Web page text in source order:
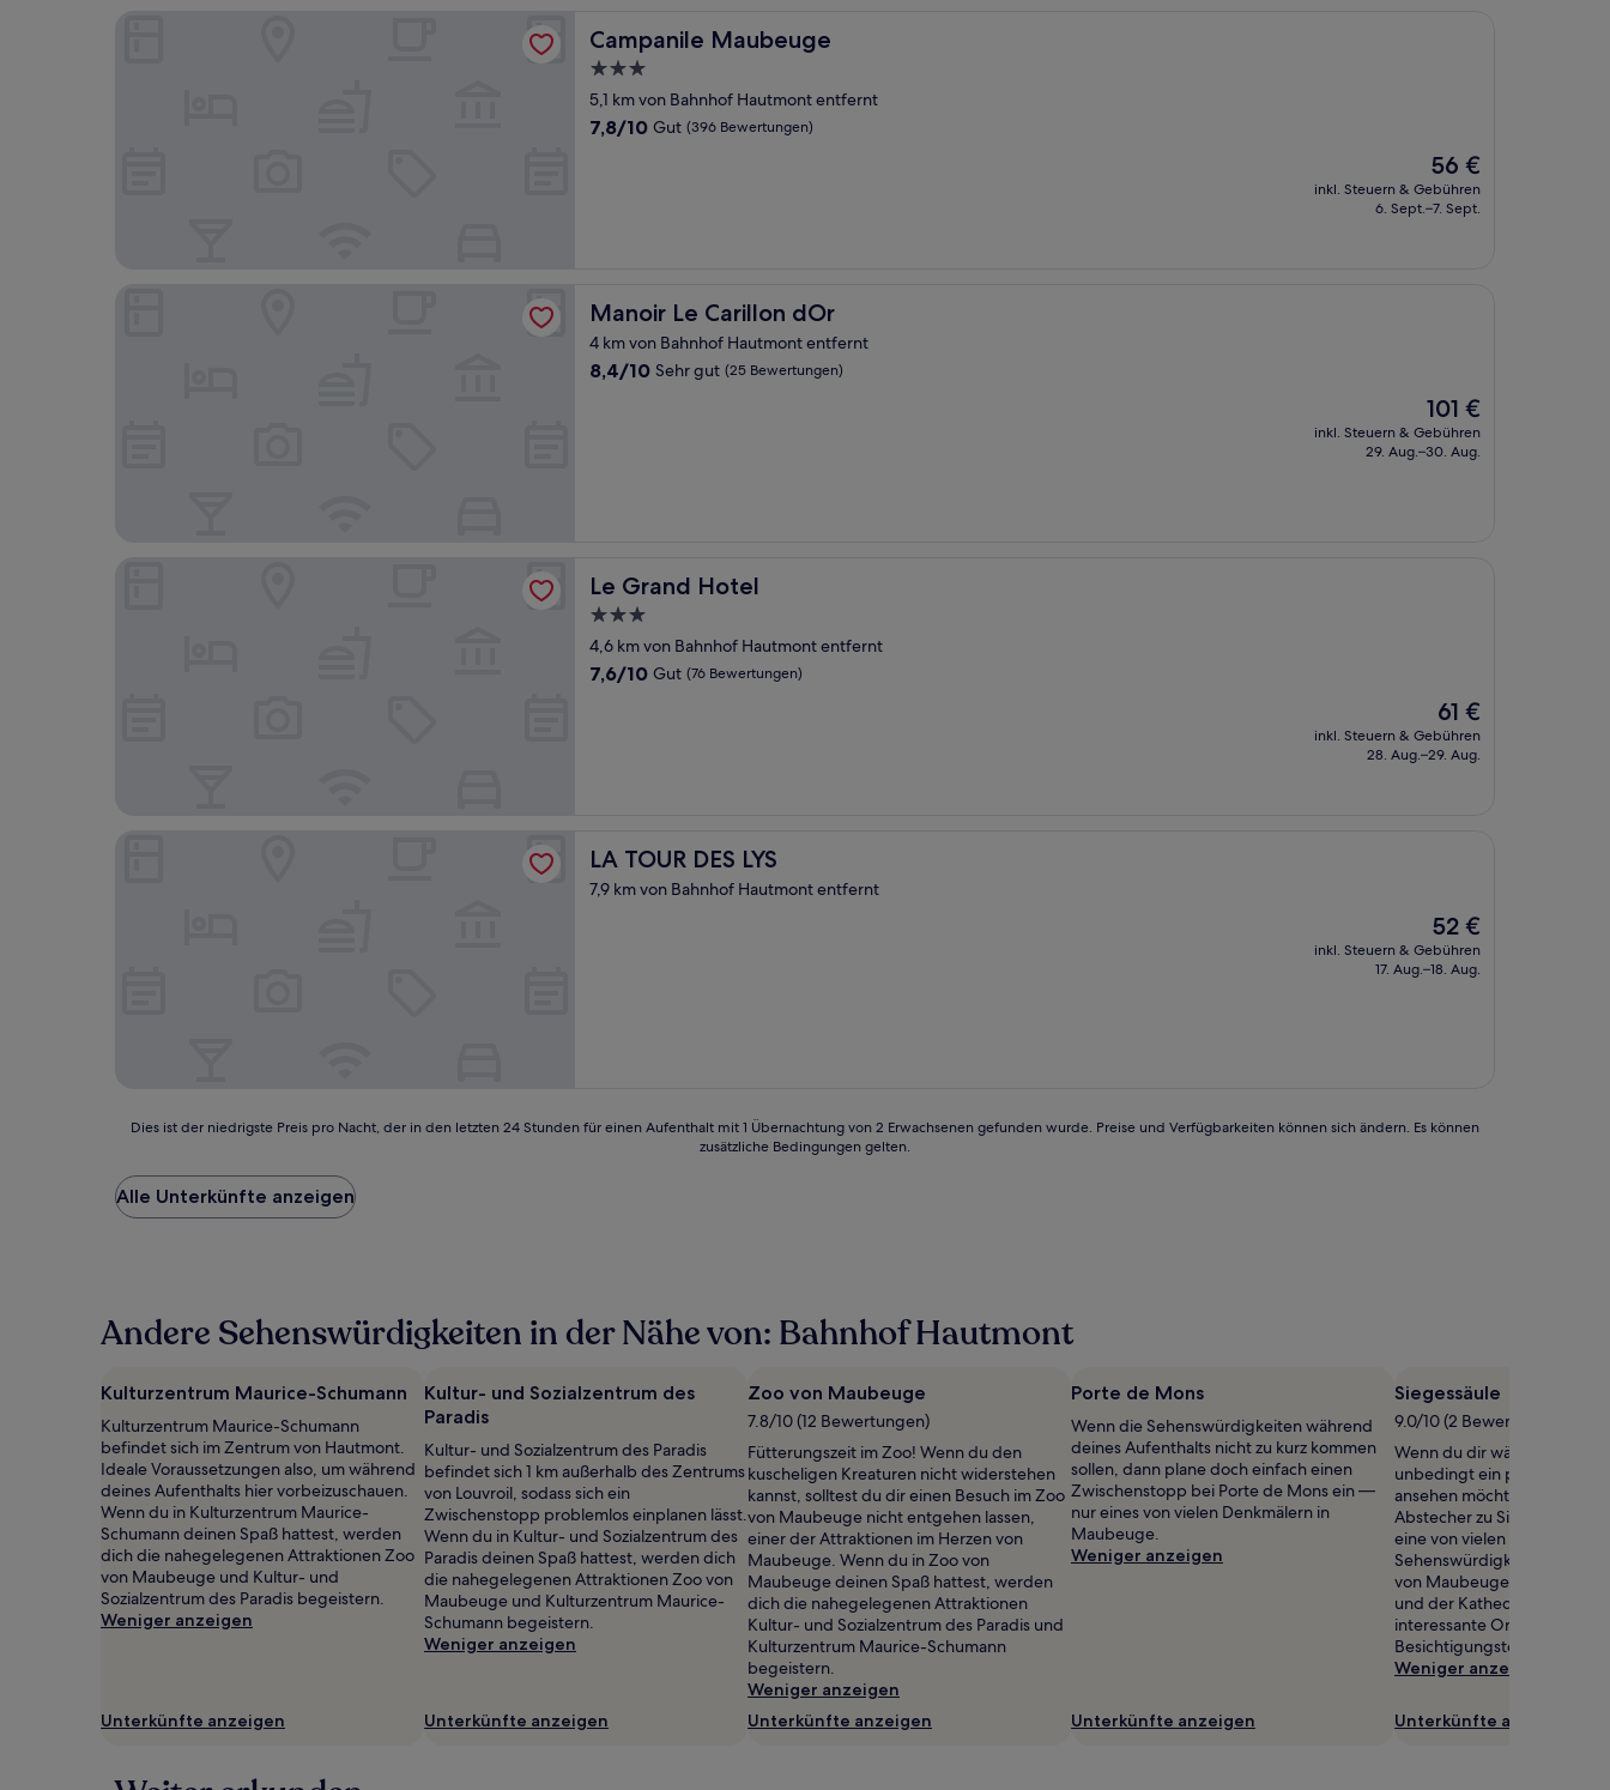
Campanile Maubeuge
Campanile Maubeuge
3.0-
Sterne-
Unterkunft
5,1 km von Bahnhof Hautmont entfernt
7.8
7,8/10 Gut (396 Bewertungen)
Der
Preis
beträgt
56 €
inkl. Steuern & Gebühren
6. Sept.–7. Sept.
Manoir Le Carillon dOr
Manoir Le Carillon dOr
4 km von Bahnhof Hautmont entfernt
8.4
8,4/10 Sehr gut (25 Bewertungen)
Der
Preis
beträgt
101 €
inkl. Steuern & Gebühren
29. Aug.–30. Aug.
Le Grand Hotel
Le Grand Hotel
3.0-
Sterne-
Unterkunft
4,6 km von Bahnhof Hautmont entfernt
7.6
7,6/10 Gut (76 Bewertungen)
Der
Preis
beträgt
61 €
inkl. Steuern & Gebühren
28. Aug.–29. Aug.
LA TOUR DES LYS
LA TOUR DES LYS
7,9 km von Bahnhof Hautmont entfernt
Der
Preis
beträgt
52 €
inkl. Steuern & Gebühren
17. Aug.–18. Aug.
Dies
der
niedrigste
Preis
den
letzten
für
Aufenthalt
mit
1 Übernachtung
von
2 Erwachsenen
gefunden
wurde.
Preise
und
Verfügbarkeiten
können
Dies ist der niedrigste Preis pro Nacht, der in den letzten 24 Stunden für einen Aufenthalt mit 1 Übernachtung von 2 Erwachsenen gefunden wurde. Preise und Verfügbarkeiten können sich ändern. Es können
zusätzliche Bedingungen gelten.
Alle Unterkünfte anzeigen
Andere Sehenswürdigkeiten in der Nähe von: Bahnhof Hautmont
Kulturzentrum Maurice-Schumann
Kulturzentrum Maurice-Schumann
befindet sich im Zentrum von Hautmont.
Ideale Voraussetzungen also, um während
deines Aufenthalts hier vorbeizuschauen.
Wenn du in Kulturzentrum Maurice-
Schumann deinen Spaß hattest, werden
dich die nahegelegenen Attraktionen Zoo
von Maubeuge und Kultur- und
Sozialzentrum des Paradis begeistern.
Weniger anzeigen
Unterkünfte anzeigen
Kultur- und Sozialzentrum des
Paradis
Kultur- und Sozialzentrum des Paradis
befindet sich 1 km außerhalb des Zentrums
von Louvroil, sodass sich ein
Zwischenstopp problemlos einplanen lässt.
Wenn du in Kultur- und Sozialzentrum des
Paradis deinen Spaß hattest, werden dich
die nahegelegenen Attraktionen Zoo von
Maubeuge und Kulturzentrum Maurice-
Schumann begeistern.
Weniger anzeigen
Unterkünfte anzeigen
Zoo von Maubeuge
7.8/10 (12 Bewertungen)
Fütterungszeit im Zoo! Wenn du den
kuscheligen Kreaturen nicht widerstehen
kannst, solltest du dir einen Besuch im Zoo
von Maubeuge nicht entgehen lassen,
einer der Attraktionen im Herzen von
Maubeuge. Wenn du in Zoo von
Maubeuge deinen Spaß hattest, werden
dich die nahegelegenen Attraktionen
Kultur- und Sozialzentrum des Paradis und
Kulturzentrum Maurice-Schumann
begeistern.
Weniger anzeigen
Unterkünfte anzeigen
Porte de Mons
Wenn die Sehenswürdigkeiten während
deines Aufenthalts nicht zu kurz kommen
sollen, dann plane doch einfach einen
Zwischenstopp bei Porte de Mons ein —
nur eines von vielen Denkmälern in
Maubeuge.
Weniger anzeigen
Unterkünfte anzeigen
Siegessäule
9.0/10 (2 Bewertungen)
Wenn du dir während deiner
unbedingt ein paar
ansehen möchtest, solltest
Abstecher zu Siegessäule
eine von vielen lokalen
Sehenswürdigkeiten, 0,5
von Maubeuge entfernt.
und der Kathedrale bietet
interessante Orte, die du
Besichtigungstour
Weniger anzeigen
Unterkünfte anzeigen